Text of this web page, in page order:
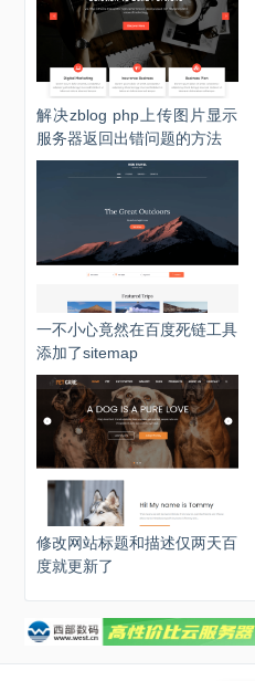
解决zblog php上传图片显示
服务器返回出错问题的方法
一不小心竟然在百度死链工具
添加了sitemap
修改网站标题和描述仅两天百
度就更新了